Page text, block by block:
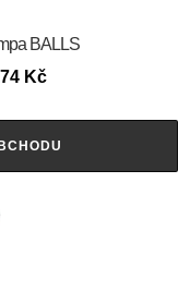
BALLS
Kč